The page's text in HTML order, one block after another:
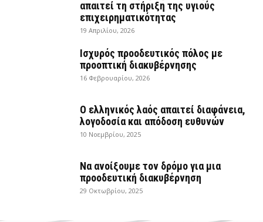
απαιτεί τη στήριξη της υγιούς
επιχειρηματικότητας
19 Απριλίου, 2026
Ισχυρός προοδευτικός πόλος με
προοπτική διακυβέρνησης
16 Φεβρουαρίου, 2026
Ο ελληνικός λαός απαιτεί διαφάνεια,
λογοδοσία και απόδοση ευθυνών
10 Νοεμβρίου, 2025
Να ανοίξουμε τον δρόμο για μια
προοδευτική διακυβέρνηση
29 Οκτωβρίου, 2025